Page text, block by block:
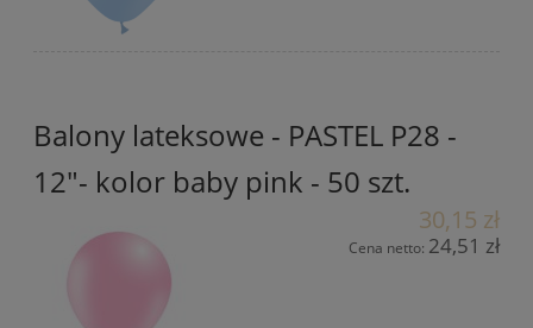
Balony lateksowe - PASTEL P28 -
12"- kolor baby pink - 50 szt.
30,15 zł
Cena netto: 24,51 zł